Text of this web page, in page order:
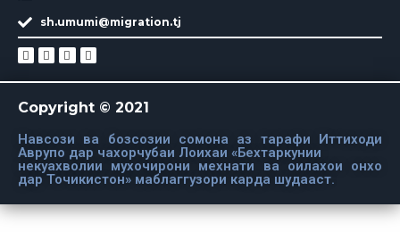
sh.umumi@migration.tj
Copyright © 2021
Навсози ва бозсозии сомона аз тарафи Иттиходи
Аврупо дар чахорчубаи Лоихаи «Бехтаркунии
некуахволии мухочирони мехнати ва оилахои онхо
дар Точикистон» маблаггузори карда шудааст.